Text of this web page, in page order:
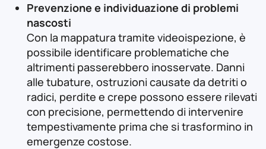
Prevenzione e individuazione di problemi
nascosti
Con la mappatura tramite videoispezione, è
possibile identificare problematiche che
altrimenti passerebbero inosservate. Danni
alle tubature, ostruzioni causate da detriti o
radici, perdite e crepe possono essere rilevati
con precisione, permettendo di intervenire
tempestivamente prima che si trasformino in
emergenze costose.